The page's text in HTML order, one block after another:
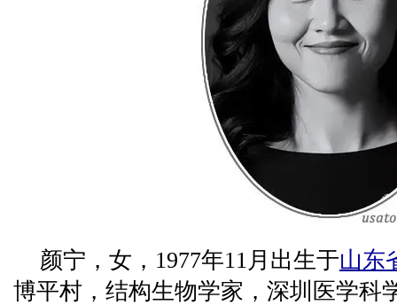
颜宁，女，1977年11月出生于山东
博平村，结构生物学家，深圳医学科